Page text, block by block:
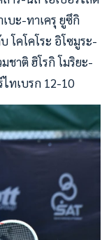
บะ-ทาเครุ ยูซึกิ
โคโคโระ อิโซมูระ-
าติ ฮิโรกิ โมริยะ-
ทเบรก 12-10